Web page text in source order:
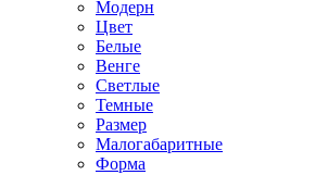
Модерн
Цвет
Белые
Венге
Светлые
Темные
Размер
Малогабаритные
Форма